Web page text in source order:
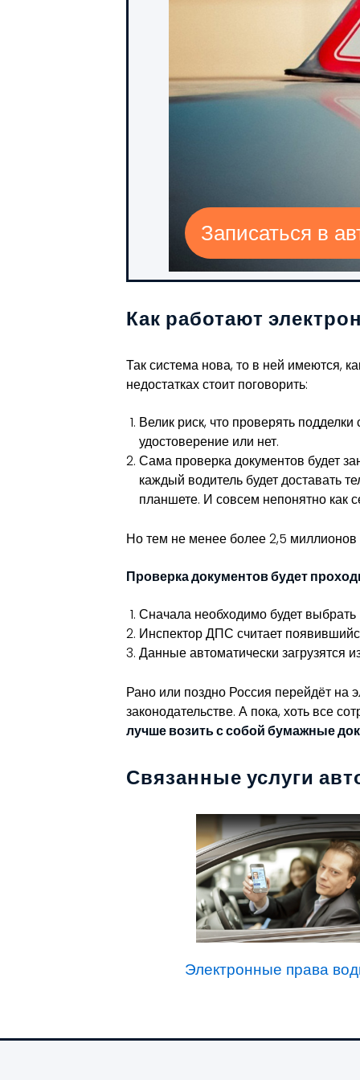
Записаться в
Как работают
Так система нова, то в ней имеются,
недостатках стоит поговорить:
Велик риск, что проверять
удостоверение или нет.
Сама проверка документов будет
каждый водитель будет доставать
планшете. И совсем непонятно как
Но тем не менее более 2,5
Проверка документов будет
Сначала необходимо будет
Инспектор ДПС считает
Данные автоматически загрузятся
Рано или поздно Россия перейдёт на
законодательстве. А пока, хоть все
лучше возить с собой бумажные
Связанные услуги
Электронные права